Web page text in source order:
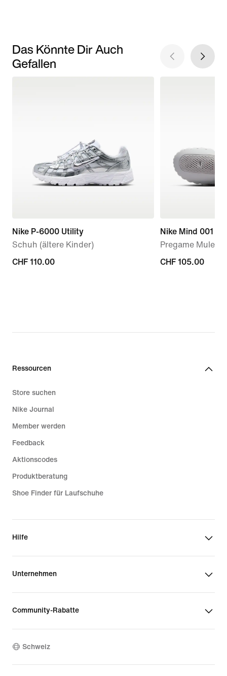
Das Könnte Dir Auch
Gefallen
Nike P-6000 Utility
Schuh (ältere Kinder)
CHF 110.00
CHF 110.00
Nike Mind 001
Pregame Mule
CHF 105.00
CHF 105.00
Ressourcen
Store suchen
Nike Journal
Member werden
Feedback
Aktionscodes
Produktberatung
Shoe Finder für Laufschuhe
Hilfe
Unternehmen
Community-Rabatte
Schweiz